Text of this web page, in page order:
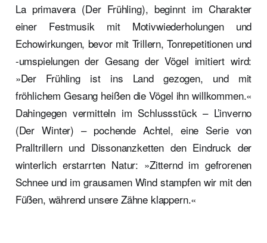
La primavera (Der Frühling), beginnt im Charakter
einer Festmusik mit Motivwiederholungen und
Echowirkungen, bevor mit Trillern, Tonrepetitionen und
-umspielungen der Gesang der Vögel imitiert wird:
»Der Frühling ist ins Land gezogen, und mit
fröhlichem Gesang heißen die Vögel ihn willkommen.«
Dahingegen vermitteln im Schlussstück – L’inverno
(Der Winter) – pochende Achtel, eine Serie von
Pralltrillern und Dissonanzketten den Eindruck der
winterlich erstarrten Natur: »Zitternd im gefrorenen
Schnee und im grausamen Wind stampfen wir mit den
Füßen, während unsere Zähne klappern.«